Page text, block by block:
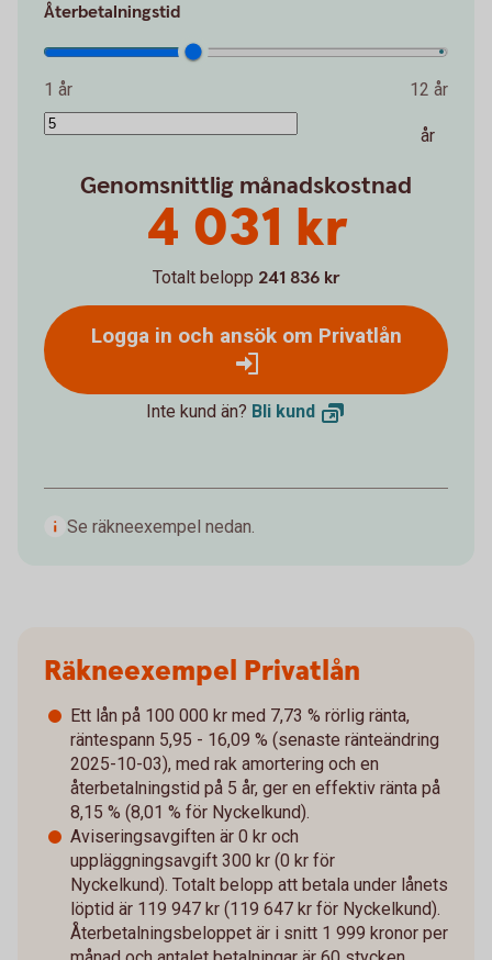
Återbetalningstid
1 år 12 år
år
Genomsnittlig månadskostnad
4 031 kr
Totalt belopp 241 836 kr
Logga in och ansök om Privatlån
Inte kund än? Bli kund
Se räkneexempel nedan.
Räkneexempel Privatlån
Ett lån på 100 000 kr med 7,73 % rörlig ränta,
räntespann 5,95 - 16,09 % (senaste ränteändring
2025-10-03), med rak amortering och en
återbetalningstid på 5 år, ger en effektiv ränta på
8,15 % (8,01 % för Nyckelkund).
Aviseringsavgiften är 0 kr och
uppläggningsavgift 300 kr (0 kr för
Nyckelkund). Totalt belopp att betala under lånets
löptid är 119 947 kr (119 647 kr för Nyckelkund).
Återbetalningsbeloppet är i snitt 1 999 kronor per